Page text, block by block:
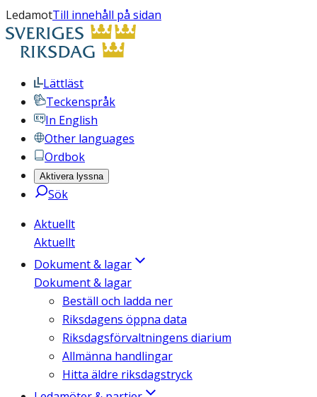
LedamotTill innehåll på sidan
Lättläst
Teckenspråk
In English
Other languages
Ordbok
Aktivera lyssna
Sök
Aktuellt
Aktuellt
Dokument & lagar
Dokument & lagar
Beställ och ladda ner
Riksdagens öppna data
Riksdagsförvaltningens diarium
Allmänna handlingar
Hitta äldre riksdagstryck